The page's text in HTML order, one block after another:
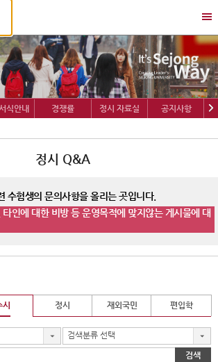
뉴
열
기/
닫
기
다
음
식안내 경쟁률 정시 자료실 공지사항
정시 Q&A
수험생의 문의사항을 올리는 곳입니다.
인에 대한 비방 등 운영목적에 맞지않는 게시물에 대
시 정시 재외국민 편입학
검색분류 선택
검색